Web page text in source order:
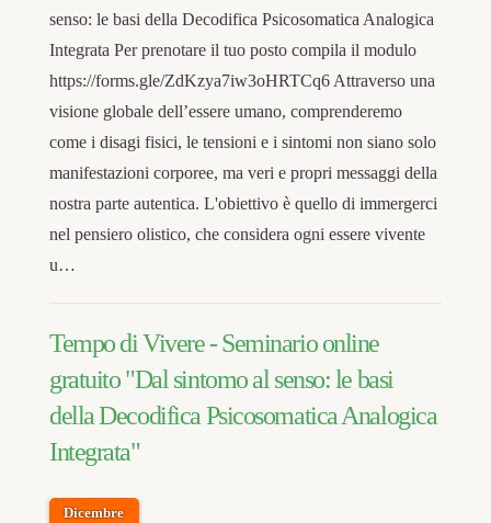
senso: le basi della Decodifica Psicosomatica Analogica
Integrata Per prenotare il tuo posto compila il modulo
https://forms.gle/ZdKzya7iw3oHRTCq6 Attraverso una
visione globale dell’essere umano, comprenderemo
come i disagi fisici, le tensioni e i sintomi non siano solo
manifestazioni corporee, ma veri e propri messaggi della
nostra parte autentica. L'obiettivo è quello di immergerci
nel pensiero olistico, che considera ogni essere vivente
u…
Tempo di Vivere - Seminario online
gratuito "Dal sintomo al senso: le basi
della Decodifica Psicosomatica Analogica
Integrata"
Dicembre